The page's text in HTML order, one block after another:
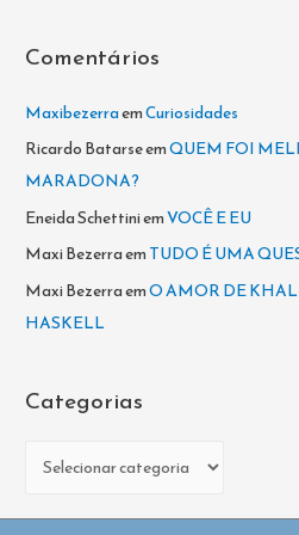
:Comentários
MaxibezerraemCuriosidades
Ricardo BatarseemQUEM FOI
MARADONA?
Eneida SchettiniemVOCÊ E EU
Maxi Bezerraem TUDO É UMA
Maxi BezerraemO AMOR DE
HASKELL
Categorias
t